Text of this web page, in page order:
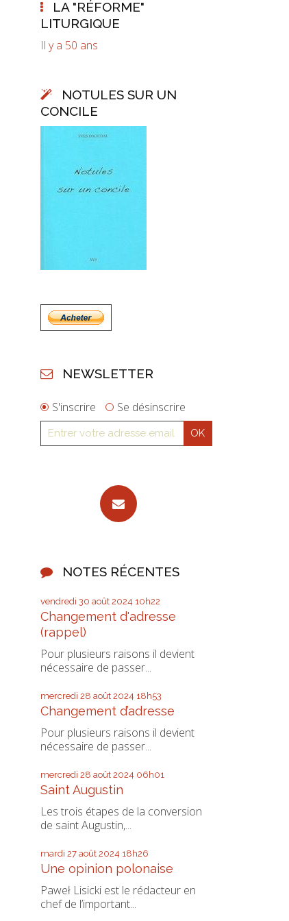
LA "RÉFORME"
LITURGIQUE
Il y a 50 ans
NOTULES SUR UN
CONCILE
NEWSLETTER
S'inscrire Se désinscrire
NOTES RÉCENTES
vendredi 30 août 2024 10h22
Changement d'adresse
(rappel)
Pour plusieurs raisons il devient
nécessaire de passer...
mercredi 28 août 2024 18h53
Changement d’adresse
Pour plusieurs raisons il devient
nécessaire de passer...
mercredi 28 août 2024 06h01
Saint Augustin
Les trois étapes de la conversion
de saint Augustin,...
mardi 27 août 2024 18h26
Une opinion polonaise
Paweł Lisicki est le rédacteur en
chef de l’important...